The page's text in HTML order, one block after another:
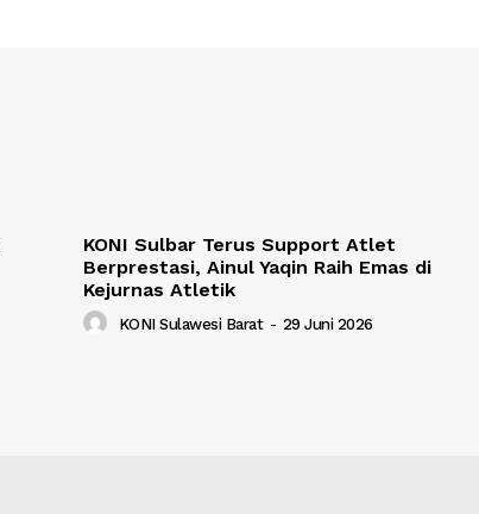
KONI Sulbar Terus Support Atlet
Berprestasi, Ainul Yaqin Raih Emas di
Kejurnas Atletik
KONI Sulawesi Barat - 29 Juni 2026